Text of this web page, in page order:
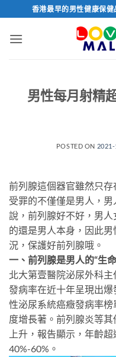
to
content
香港最早的男性健康保
男性每月射精
POSTED ON
前列腺這個器官雖然只存
受罪的不僅僅是男人，
說，前列腺好不好，男
的還是男人本身，因此
況，保護好前列腺哦。
一、前列腺是男人的“生
北大第壹醫院泌尿外科
發病率在近十年呈現出
性泌尿系統癌癥發病率
度增長著。前列腺炎等
上升，報告顯示，年齡
40%-60%。